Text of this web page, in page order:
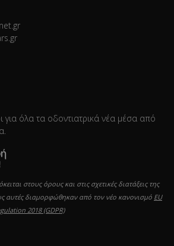
για όλα τα οδοντιατρικά νέα μέσα από
στους όρους και στις σχετικές διατάξεις της
αυτές διαμορφώθηκαν από τον νέο κανονισμό EU
2018 (GDPR)